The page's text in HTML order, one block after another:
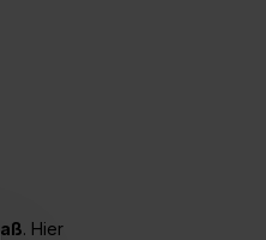
. Hier